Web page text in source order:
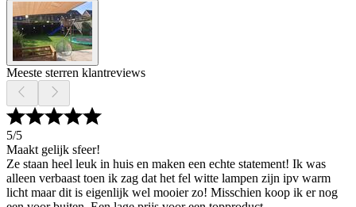
Meeste sterren klantreviews
5/5
Maakt gelijk sfeer!
Ze staan heel leuk in huis en maken een echte statement! Ik was
alleen verbaast toen ik zag dat het fel witte lampen zijn ipv warm
licht maar dit is eigenlijk wel mooier zo! Misschien koop ik er nog